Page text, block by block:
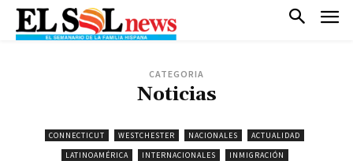
CATEGORIA
Noticias
CONNECTICUT WESTCHESTER NACIONALES
ACTUALIDAD
LATINOAMÉRICA
INTERNACIONALES
INMIGRACIÓN